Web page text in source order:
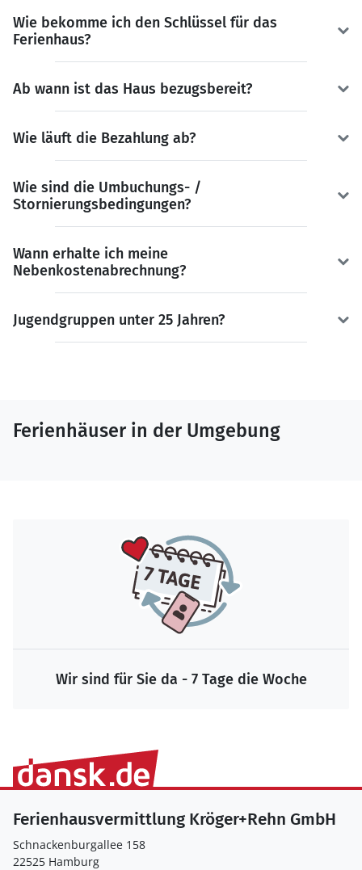
Wie bekomme ich den Schlüssel für das
Ferienhaus?
Ab wann ist das Haus bezugsbereit?
Wie läuft die Bezahlung ab?
Wie sind die Umbuchungs- /
Stornierungsbedingungen?
Wann erhalte ich meine
Nebenkostenabrechnung?
Jugendgruppen unter 25 Jahren?
Ferienhäuser in der Umgebung
Wir sind für Sie da - 7 Tage die Woche
Ferienhausvermittlung Kröger+Rehn GmbH
Schnackenburgallee 158
22525 Hamburg